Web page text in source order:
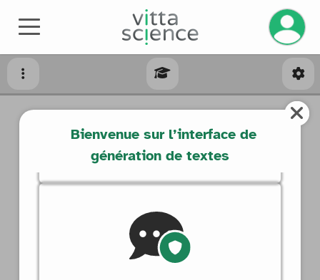
Gérez
Bienvenue sur l’interface de
génération de textes
l'intelligence artificielle et explorez
ses enjeux environnementaux.